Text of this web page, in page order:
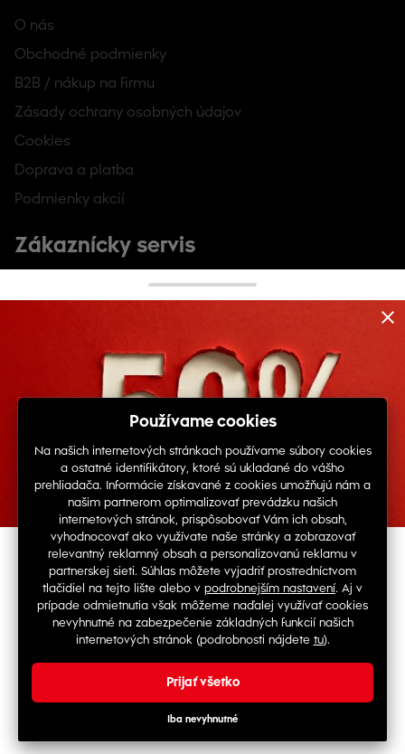
O nás
Obchodné podmienky
B2B / nákup na firmu
Zásady ochrany osobných údajov
Cookies
Doprava a platba
Podmienky akcií
Zákaznícky servis
História objednávok
Skontrolovať stav objednávky
Nájdete nás na sociálnych sieťach
© Copyright 2026 TOP 1 IT Solutions, s.r.o.
Sme aj v ďalších krajinách
Obrovské doplnenie výpredaja!
Pridali sme viac ako 10 000 produktov do výpredaja, ktoré sú
teraz za zlomok pôvodnej ceny.
Použi kódSTOCK50a získaj extra zľavu -50% na vybrané
Platí len do vypredania zásob. Nezmeškaj!
Nakupovať teraz